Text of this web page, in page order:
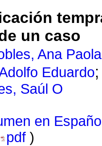
un caso
Ana Paola
Eduardo
Saúl O
en
pdf )